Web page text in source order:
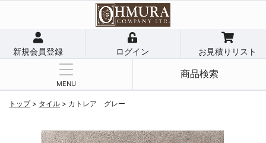
新規会員登録 ログイン お見積りリスト
MENU
商品検索
トップ> タイル > カトレア グレー